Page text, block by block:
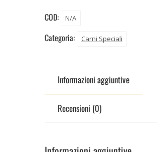
COD: N/A
Categoria: Carni Speciali
Informazioni aggiuntive
Recensioni (0)